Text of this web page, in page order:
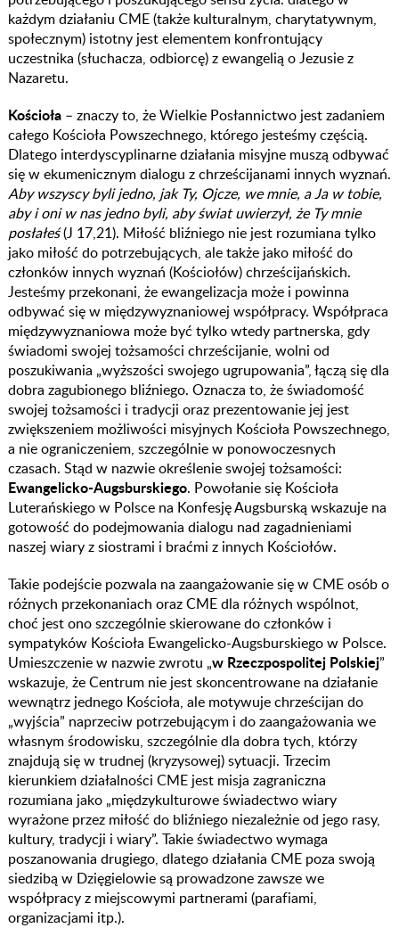
każdym działaniu CME (także kulturalnym, charytatywnym,
społecznym) istotny jest elementem konfrontujący
uczestnika (słuchacza, odbiorcę) z ewangelią o Jezusie z
Nazaretu.
Kościoła– znaczy to, że Wielkie Posłannictwo jest zadaniem
całego Kościoła Powszechnego, którego jesteśmy częścią.
Dlatego interdyscyplinarne działania misyjne muszą odbywać
się w ekumenicznym dialogu z chrześcijanami innych wyznań.
Aby wszyscy byli jedno, jak Ty, Ojcze, we mnie, a Ja w tobie,
aby i oni w nas jedno byli, aby świat uwierzył, że Ty mnie
posłałeś(J 17,21). Miłość bliźniego nie jest rozumiana tylko
jako miłość do potrzebujących, ale także jako miłość do
członków innych wyznań (Kościołów) chrześcijańskich.
Jesteśmy przekonani, że ewangelizacja może i powinna
odbywać się w międzywyznaniowej współpracy. Współpraca
międzywyznaniowa może być tylko wtedy partnerska, gdy
świadomi swojej tożsamości chrześcijanie, wolni od
poszukiwania „wyższości swojego ugrupowania”, łączą się dla
dobra zagubionego bliźniego. Oznacza to, że świadomość
swojej tożsamości i tradycji oraz prezentowanie jej jest
zwiększeniem możliwości misyjnych Kościoła Powszechnego,
a nie ograniczeniem, szczególnie w ponowoczesnych
czasach. Stąd w nazwie określenie swojej tożsamości:
Ewangelicko-Augsburskiego. Powołanie się Kościoła
Luterańskiego w Polsce na Konfesję Augsburską wskazuje na
gotowość do podejmowania dialogu nad zagadnieniami
naszej wiary z siostrami i braćmi z innych Kościołów.
Takie podejście pozwala na zaangażowanie się w CME osób o
różnych przekonaniach oraz CME dla różnych wspólnot,
choć jest ono szczególnie skierowane do członków i
sympatyków Kościoła Ewangelicko-Augsburskiego w Polsce.
Umieszczenie w nazwie zwrotu „w Rzeczpospolitej Polskiej”
wskazuje, że Centrum nie jest skoncentrowane na działanie
wewnątrz jednego Kościoła, ale motywuje chrześcijan do
„wyjścia” naprzeciw potrzebującym i do zaangażowania we
własnym środowisku, szczególnie dla dobra tych, którzy
znajdują się w trudnej (kryzysowej) sytuacji. Trzecim
kierunkiem działalności CME jest misja zagraniczna
rozumiana jako „międzykulturowe świadectwo wiary
wyrażone przez miłość do bliźniego niezależnie od jego rasy,
kultury, tradycji i wiary”. Takie świadectwo wymaga
poszanowania drugiego, dlatego działania CME poza swoją
siedzibą w Dzięgielowie są prowadzone zawsze we
współpracy z miejscowymi partnerami (parafiami,
organizacjami itp.).